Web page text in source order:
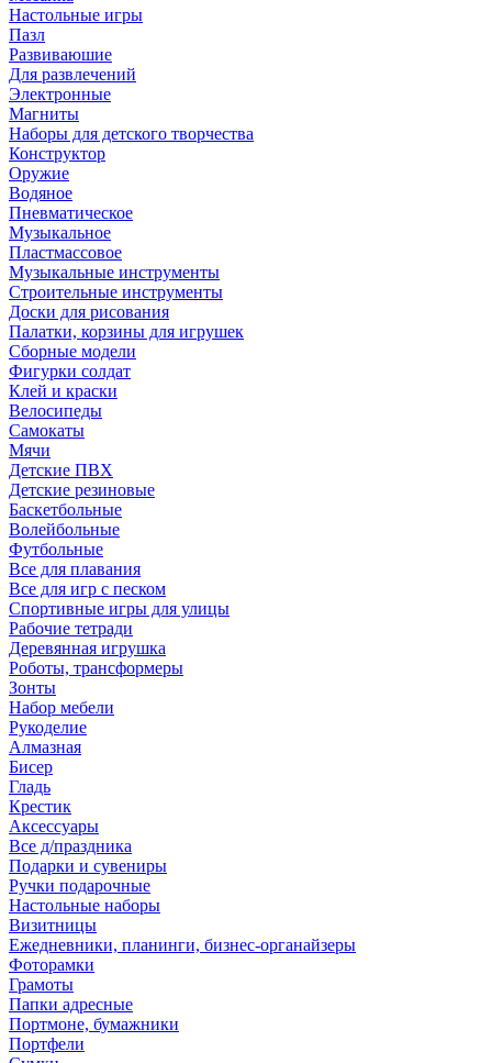
Настольные игры
Пазл
Развиваюшие
Для развлечений
Электронные
Магниты
Наборы для детского творчества
Конструктор
Оружие
Водяное
Пневматическое
Музыкальное
Пластмассовое
Музыкальные инструменты
Строительные инструменты
Доски для рисования
Палатки, корзины для игрушек
Сборные модели
Фигурки солдат
Клей и краски
Велосипеды
Самокаты
Мячи
Детские ПВХ
Детские резиновые
Баскетбольные
Волейбольные
Футбольные
Все для плавания
Все для игр с песком
Спортивные игры для улицы
Рабочие тетради
Деревянная игрушка
Роботы, трансформеры
Зонты
Набор мебели
Рукоделие
Алмазная
Бисер
Гладь
Крестик
Аксессуары
Все д/праздника
Подарки и сувениры
Ручки подарочные
Настольные наборы
Визитницы
Ежедневники, планинги, бизнес-органайзеры
Фоторамки
Грамоты
Папки адресные
Портмоне, бумажники
Портфели